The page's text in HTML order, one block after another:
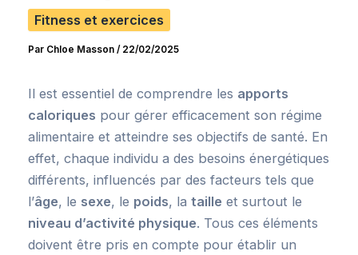
Fitness et exercices
Par Chloe Masson / 22/02/2025
Il est essentiel de comprendre les apports
caloriques pour gérer efficacement son régime
alimentaire et atteindre ses objectifs de santé. En
effet, chaque individu a des besoins énergétiques
différents, influencés par des facteurs tels que
l’âge, le sexe, le poids, la taille et surtout le
niveau d’activité physique. Tous ces éléments
doivent être pris en compte pour établir un